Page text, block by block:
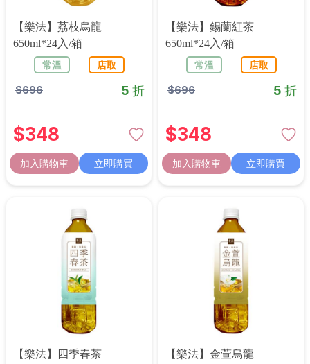
【樂法】荔枝烏龍
650ml*24入/箱
常溫
店取
$696 5 折
$348
加入購物車 立即購買
【樂法】錫蘭紅茶
650ml*24入/箱
常溫
店取
$696 5 折
$348
加入購物車 立即購買
【樂法】四季春茶
【樂法】金萱烏龍